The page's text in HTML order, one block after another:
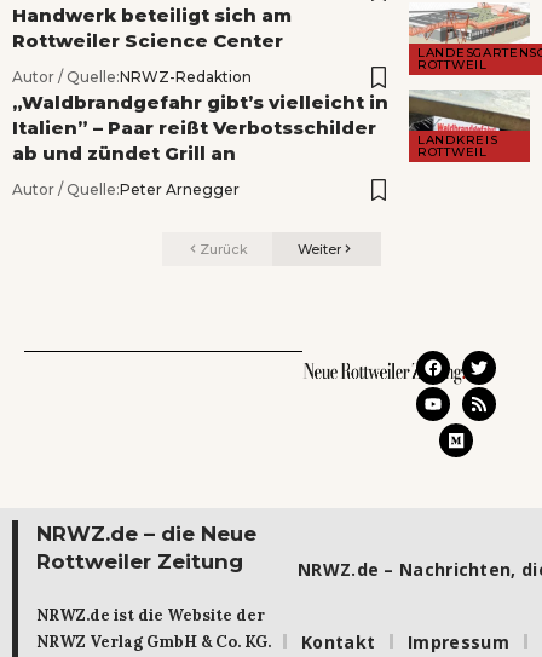
ROTTWEIL
Handwerk beteiligt sich am
Rottweiler Science Center
Autor / Quelle:NRWZ-Redaktion
LANDKREIS
ROTTWEIL
„Waldbrandgefahr gibt’s vielleicht in
Italien” – Paar reißt Verbotsschilder
ab und zündet Grill an
Autor / Quelle:Peter Arnegger
Zurück Weiter
NRWZ.de – die Neue
Rottweiler Zeitung
NRWZ.de ist die Website der
NRWZ Verlag GmbH & Co. KG.
NRWZ.de – Nachrichten,
Kontakt Impressum